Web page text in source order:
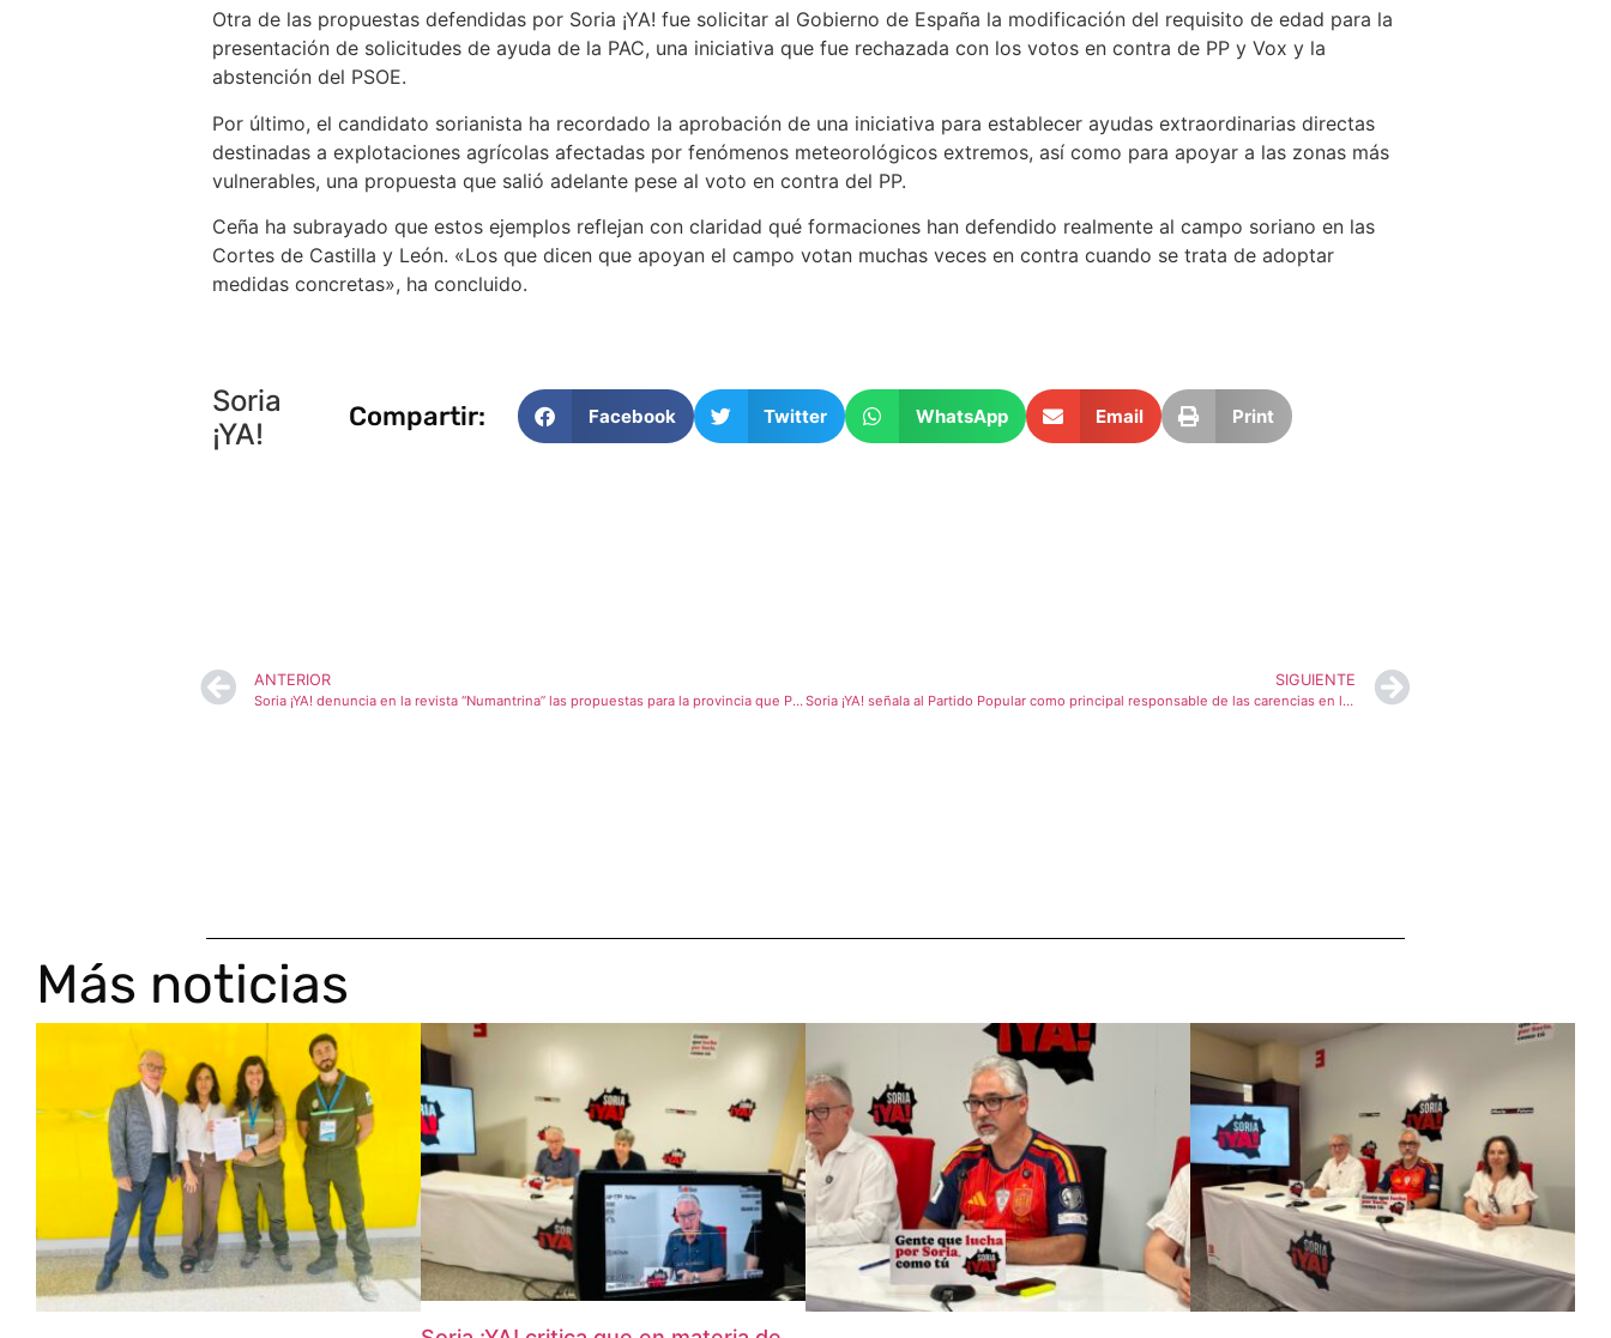
Otra de las propuestas defendidas por Soria ¡YA! fue solicitar al Gobierno de España la modificación del requisito de edad para la
presentación de solicitudes de ayuda de la PAC, una iniciativa que fue rechazada con los votos en contra de PP y Vox y la
abstención del PSOE.
Por último, el candidato sorianista ha recordado la aprobación de una iniciativa para establecer ayudas extraordinarias directas
destinadas a explotaciones agrícolas afectadas por fenómenos meteorológicos extremos, así como para apoyar a las zonas más
vulnerables, una propuesta que salió adelante pese al voto en contra del PP.
Ceña ha subrayado que estos ejemplos reflejan con claridad qué formaciones han defendido realmente al campo soriano en las
Cortes de Castilla y León. «Los que dicen que apoyan el campo votan muchas veces en contra cuando se trata de adoptar
medidas concretas», ha concluido.
Soria
¡YA!
Compartir: Facebook Twitter WhatsApp Email Print
ANTERIOR
Soria ¡YA! denuncia en la revista “Numantrina” las propuestas para la provincia que PP y Vox han rechazado y el PSOE no ha apoyado
SIGUIENTE
Soria ¡YA! señala al Partido Popular como principal responsable de las carencias en la sanidad soriana
Más noticias